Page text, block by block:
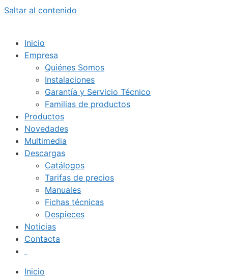
Saltar al contenido
Inicio
Empresa
Quiénes Somos
Instalaciones
Garantía y Servicio Técnico
Familias de productos
Productos
Novedades
Multimedia
Descargas
Catálogos
Tarifas de precios
Manuales
Fichas técnicas
Despieces
Noticias
Contacta
Inicio